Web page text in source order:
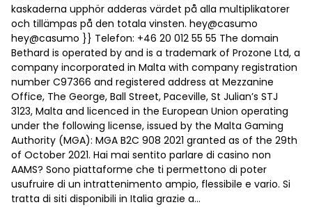
kaskaderna upphör adderas värdet på alla multiplikatorer
och tillämpas på den totala vinsten. hey@casumo
hey@casumo }} Telefon: +46 20 012 55 55 The domain
Bethard is operated by and is a trademark of Prozone Ltd, a
company incorporated in Malta with company registration
number C97366 and registered address at Mezzanine
Office, The George, Ball Street, Paceville, St Julian’s STJ
3123, Malta and licenced in the European Union operating
under the following license, issued by the Malta Gaming
Authority (MGA): MGA B2C 908 2021 granted as of the 29th
of October 2021. Hai mai sentito parlare di casino non
AAMS? Sono piattaforme che ti permettono di poter
usufruire di un intrattenimento ampio, flessibile e vario. Si
tratta di siti disponibili in Italia grazie a…